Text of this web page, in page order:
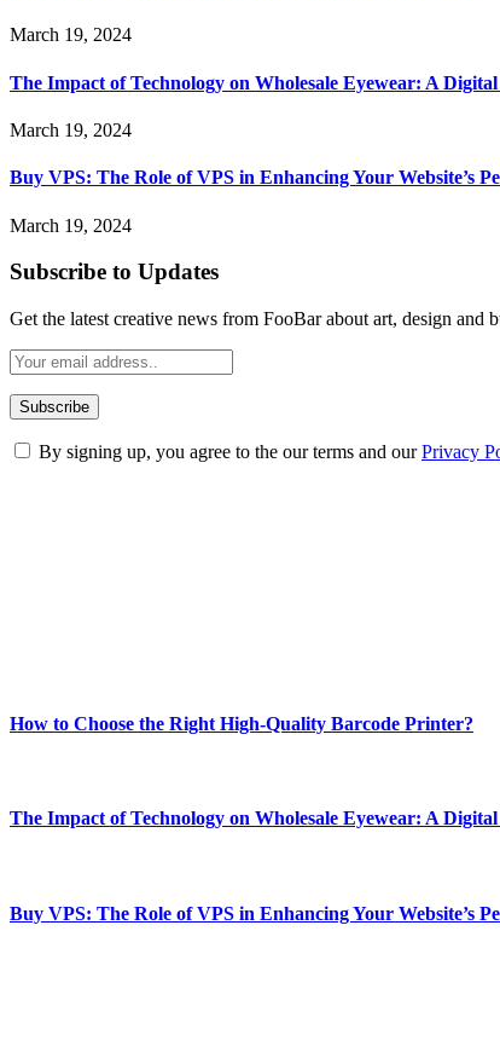
March 19, 2024
The Impact of Technology on Wholesale Eyewear: A
March 19, 2024
Buy VPS: The Role of VPS in Enhancing Your Website’s
March 19, 2024
Subscribe to Updates
Get the latest creative news from FooBar about art, design and
By signing up, you agree to the our terms and ourPrivacy
How to Choose the Right High-Quality Barcode Printer?
The Impact of Technology on Wholesale Eyewear: A
Buy VPS: The Role of VPS in Enhancing Your Website’s